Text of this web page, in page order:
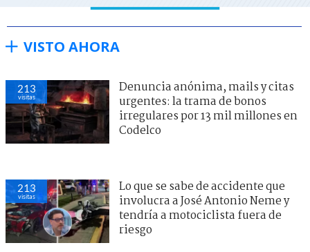
VISTO AHORA
213
visitas
Denuncia anónima, mails y citas
urgentes: la trama de bonos
irregulares por 13 mil millones en
Codelco
213
visitas
Lo que se sabe de accidente que
involucra a José Antonio Neme y
tendría a motociclista fuera de
riesgo